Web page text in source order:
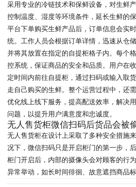
采用专业的冷链技术和保鲜设备，对生鲜
控制温度、湿度等环境条件，延长生鲜的
平台下单购买生鲜产品后，订单信息会实
统。工作人员会根据订单详情，迅速从仓
并将其放置在指定的自提柜格子内。每个
控系统，保证商品的安全和品质。用户在
定时间内前往自提柜，通过扫码或输入取
走自己购买的生鲜。整个运营过程中，还
优化线上线下服务，提高配送效率，解决
问题，以提升用户满意度和忠诚度。
无人售货柜微信扫码后货品会被
无人售货柜在设计上采取了多种安全措施
况下，微信扫码只是开启柜门的第一步，
柜门开启后，内部的摄像头会对顾客的行
异常举动，如长时间徘徊、故意遮挡商品